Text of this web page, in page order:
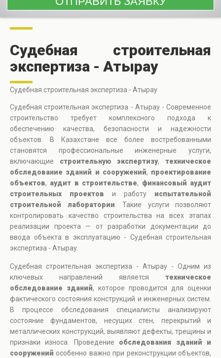
Судебная строительная
экспертиза - Атырау
Судебная строительная экспертиза - Атырау
Судебная строительная экспертиза - Атырау - Современное
строительство требует комплексного подхода к
обеспечению качества, безопасности и надежности
объектов. В Казахстане все более востребованными
становятся профессиональные инженерные услуги,
включающие строительную экспертизу,техническое
обследование зданий и сооружений, проектирование
объектов, аудит в строительстве, финансовый аудит
строительных проектов и работу испытательной
строительной лаборатории . Такие услуги позволяют
контролировать качество строительства на всех этапах
реализации проекта — от разработки документации до
ввода объекта в эксплуатацию - Судебная строительная
экспертиза - Атырау.
Судебная строительная экспертиза - Атырау - Одним из
ключевых направлений является техническое
обследование зданий, которое проводится для оценки
фактического состояния конструкций и инженерных систем.
В процессе обследования специалисты анализируют
состояние фундаментов, несущих стен, перекрытий и
металлических конструкций, выявляют дефекты, трещины и
признаки износа. Проведение обследования зданий и
сооружений особенно важно при реконструкции объектов,